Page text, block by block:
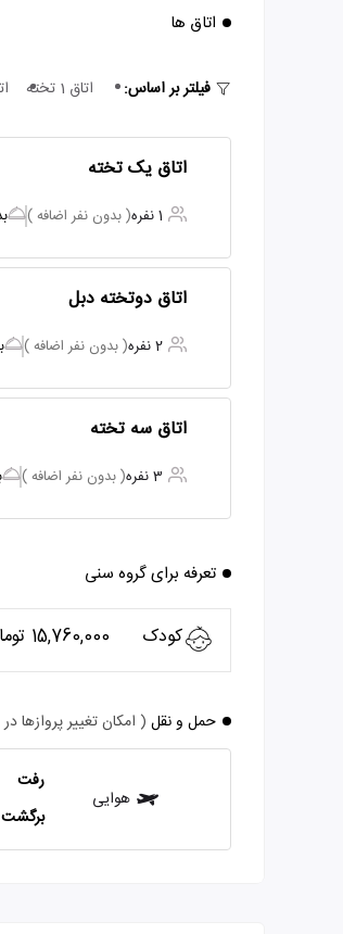
اتاق ها
فیلتر بر اساس: اتاق 1 تخته
اتاق یک تخته
1 نفره ( بدون نفر اضافه )
اتاق دوتخته دبل
2 نفره ( بدون نفر اضافه )
اتاق سه تخته
3 نفره ( بدون نفر اضافه )
تعرفه برای گروه سنی
کودک 15,760,000 تومان
حمل و نقل ( امکان تغییر
هوایی
رفت
برگشت